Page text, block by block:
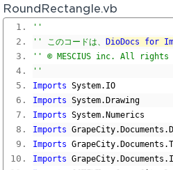
RoundRectangle.vb
''
'' このコードは、
DioDocs for
'' © MESCIUS inc. All rights
''
Imports System. IO
Imports System. Drawing
Imports System. Numerics
Imports GrapeCity. Documents .
Imports GrapeCity. Documents .
Imports GrapeCity. Documents .